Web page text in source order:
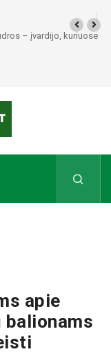
– įvardijo, kuriuose
apie
balionams